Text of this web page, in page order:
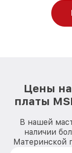
Цены
платы
В нашей
наличии
Материнской